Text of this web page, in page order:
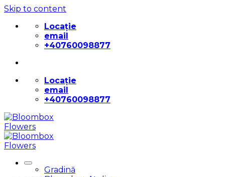
Skip to content
Locație
email
+40760098877
Locație
email
+40760098877
Gradină